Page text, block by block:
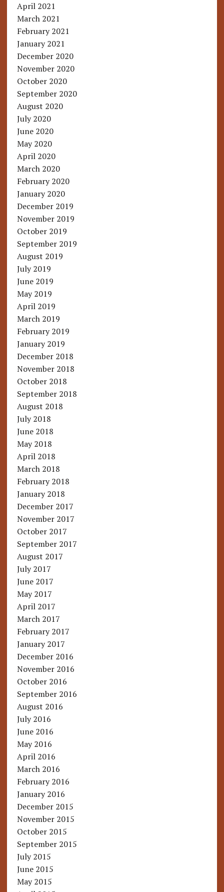
April 2021
March 2021
February 2021
January 2021
December 2020
November 2020
October 2020
September 2020
August 2020
July 2020
June 2020
May 2020
April 2020
March 2020
February 2020
January 2020
December 2019
November 2019
October 2019
September 2019
August 2019
July 2019
June 2019
May 2019
April 2019
March 2019
February 2019
January 2019
December 2018
November 2018
October 2018
September 2018
August 2018
July 2018
June 2018
May 2018
April 2018
March 2018
February 2018
January 2018
December 2017
November 2017
October 2017
September 2017
August 2017
July 2017
June 2017
May 2017
April 2017
March 2017
February 2017
January 2017
December 2016
November 2016
October 2016
September 2016
August 2016
July 2016
June 2016
May 2016
April 2016
March 2016
February 2016
January 2016
December 2015
November 2015
October 2015
September 2015
July 2015
June 2015
May 2015